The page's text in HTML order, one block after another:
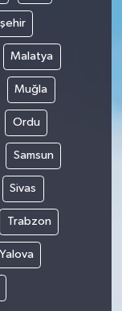
Malatya
Muğla
Ordu
Samsun
Sivas
Trabzon
Yalova